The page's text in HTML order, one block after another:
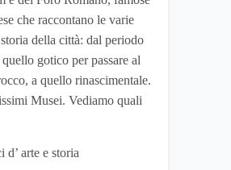
che raccontano le varie
della città: dal periodo
gotico per passare al
a quello rinascimentale.
Musei. Vediamo quali
arte e storia